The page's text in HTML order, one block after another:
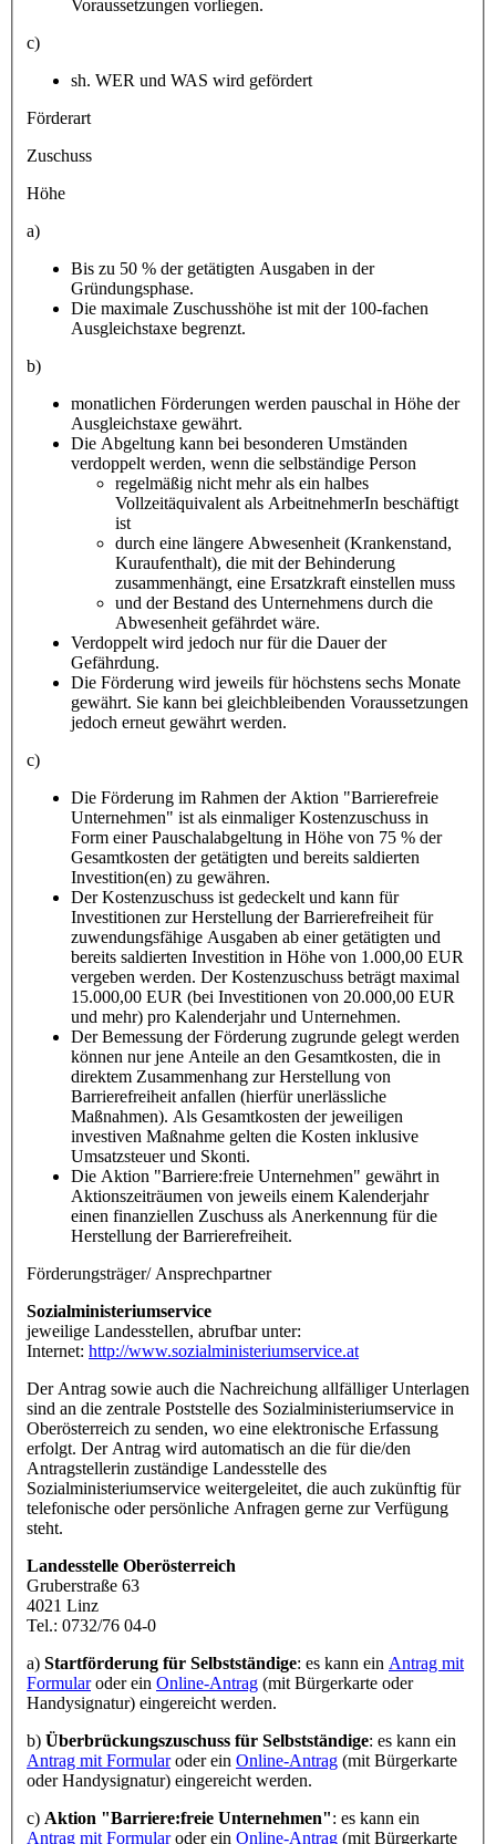
Voraussetzungen vorliegen.
c)
sh. WER und WAS wird gefördert
Förderart
Zuschuss
Höhe
a)
Bis zu 50 % der getätigten Ausgaben in der
Gründungsphase.
Die maximale Zuschusshöhe ist mit der 100-fachen
Ausgleichstaxe begrenzt.
b)
monatlichen Förderungen werden pauschal in Höhe der
Ausgleichstaxe gewährt.
Die Abgeltung kann bei besonderen Umständen
verdoppelt werden, wenn die selbständige Person
regelmäßig nicht mehr als ein halbes
Vollzeitäquivalent als ArbeitnehmerIn beschäftigt
ist
durch eine längere Abwesenheit (Krankenstand,
Kuraufenthalt), die mit der Behinderung
zusammenhängt, eine Ersatzkraft einstellen muss
und der Bestand des Unternehmens durch die
Abwesenheit gefährdet wäre.
Verdoppelt wird jedoch nur für die Dauer der
Gefährdung.
Die Förderung wird jeweils für höchstens sechs Monate
gewährt. Sie kann bei gleichbleibenden Voraussetzungen
jedoch erneut gewährt werden.
c)
Die Förderung im Rahmen der Aktion "Barrierefreie
Unternehmen" ist als einmaliger Kostenzuschuss in
Form einer Pauschalabgeltung in Höhe von 75 % der
Gesamtkosten der getätigten und bereits saldierten
Investition(en) zu gewähren.
Der Kostenzuschuss ist gedeckelt und kann für
Investitionen zur Herstellung der Barrierefreiheit für
zuwendungsfähige Ausgaben ab einer getätigten und
bereits saldierten Investition in Höhe von 1.000,00 EUR
vergeben werden. Der Kostenzuschuss beträgt maximal
15.000,00 EUR (bei Investitionen von 20.000,00 EUR
und mehr) pro Kalenderjahr und Unternehmen.
Der Bemessung der Förderung zugrunde gelegt werden
können nur jene Anteile an den Gesamtkosten, die in
direktem Zusammenhang zur Herstellung von
Barrierefreiheit anfallen (hierfür unerlässliche
Maßnahmen). Als Gesamtkosten der jeweiligen
investiven Maßnahme gelten die Kosten inklusive
Umsatzsteuer und Skonti.
Die Aktion "Barriere:freie Unternehmen" gewährt in
Aktionszeiträumen von jeweils einem Kalenderjahr
einen finanziellen Zuschuss als Anerkennung für die
Herstellung der Barrierefreiheit.
Förderungsträger/ Ansprechpartner
Sozialministeriumservice
jeweilige Landesstellen, abrufbar unter:
Internet: http://www.sozialministeriumservice.at
Der Antrag sowie auch die Nachreichung allfälliger Unterlagen
sind an die zentrale Poststelle des Sozialministeriumservice in
Oberösterreich zu senden, wo eine elektronische Erfassung
erfolgt. Der Antrag wird automatisch an die für die/den
Antragstellerin zuständige Landesstelle des
Sozialministeriumservice weitergeleitet, die auch zukünftig für
telefonische oder persönliche Anfragen gerne zur Verfügung
steht.
Landesstelle Oberösterreich
Gruberstraße 63
4021 Linz
Tel.: 0732/76 04-0
a) Startförderung für Selbstständige: es kann ein Antrag mit
Formularoder ein Online-Antrag (mit Bürgerkarte oder
Handysignatur) eingereicht werden.
b) Überbrückungszuschuss für Selbstständige: es kann ein
Antrag mit Formularoder ein Online-Antrag (mit Bürgerkarte
oder Handysignatur) eingereicht werden.
c) Aktion "Barriere:freie Unternehmen": es kann ein
Antrag mit Formularoder ein Online-Antrag (mit Bürgerkarte